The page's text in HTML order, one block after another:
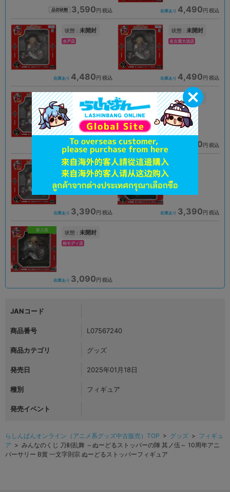
品切状態 3,590円 税込 在庫あり 4,490円 税込
状態 : 未開封
水戸店
在庫あり 4,480円 税込
状態 : 未開封
名古屋大須店
在庫あり 4,490円 税込
状態 :
海老名マルイ店
在庫あり 4,490円 税込
状態 : 未開封
熊本店
4,490円 税込
状態 :A
横浜店
在庫あり 3,390円 税込 在庫あり 3,390円 税込
新入荷 状態 : 未開封
柏モディ店
在庫あり 3,090円 税込
JANコード
商品番号 L07567240
商品カテゴリ グッズ
発売日 2025年01月18日
種別 フィギュア
発売イベント
らしんばんオンライン（アニメ系グッズ中古販売）TOP > グッズ > フィギュ
ア > みんなのくじ 刀剣乱舞 ～ぬーどるストッパーの陣 其ノ伍～ 10周年アニ
バーサリー B賞 一文字則宗 ぬーどるストッパーフィギュア